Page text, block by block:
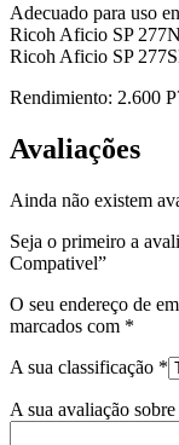
Adecuado para uso
Ricoh Aficio SP
Ricoh Aficio SP
Rendimiento: 2.600
Avaliações
Ainda não existem
Seja o primeiro a
Compativel”
O seu endereço de
marcados com *
A sua classificação *
A sua avaliação